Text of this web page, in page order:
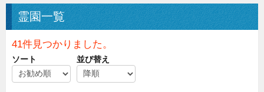
霊園一覧
41件見つかりました。
ソート 並び替え